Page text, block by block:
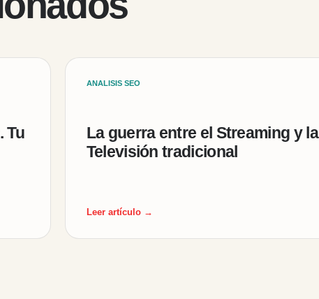
Tu
ANALISIS SEO
La guerra entre el Streaming y la
Televisión tradicional
Leer artículo →